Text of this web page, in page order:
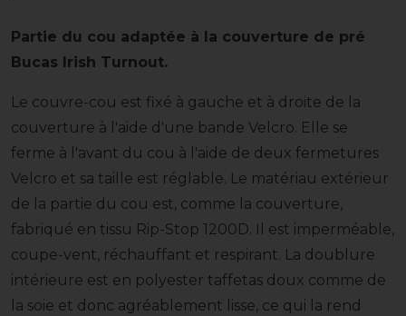
Partie du cou adaptée à la couverture de pré
Bucas Irish Turnout.
Le couvre-cou est fixé à gauche et à droite de la
couverture à l'aide d'une bande Velcro. Elle se
ferme à l'avant du cou à l'aide de deux fermetures
Velcro et sa taille est réglable. Le matériau extérieur
de la partie du cou est, comme la couverture,
fabriqué en tissu Rip-Stop 1200D. Il est imperméable,
coupe-vent, réchauffant et respirant. La doublure
intérieure est en polyester taffetas doux comme de
la soie et donc agréablement lisse, ce qui la rend